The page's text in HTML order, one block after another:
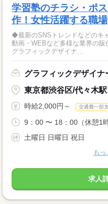
学習塾のチラシ・ポ
作！女性活躍する職場
◆最新のSNSトレンドなどのキャッ
動画・WEBなど多様な業界の
グラフィックデザイナ...
グラフィックデザイ
東京都渋谷区/代々木駅
時給2,000円～ 交通費一部
9：00 〜 18：00（休憩1
土曜日 日曜日 祝日
も
求人